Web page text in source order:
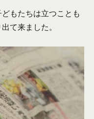
もたちは立つことも
て来ました。